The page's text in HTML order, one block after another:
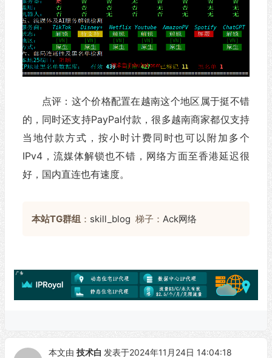
点评：这个价格配置在越南这个地区属于挺不错
的，同时还支持PayPal付款，很多越南商家都仅支持
当地付款方式，按小时计费同时也可以附加多个
IPv4，流媒体解锁也不错，网络方面至香港延迟很
好，国内直连也有速度。
本站TG群组： skill_blog 梯子： Ack网络
本文由 技术白 发表于2024年11月24日 14:04:18